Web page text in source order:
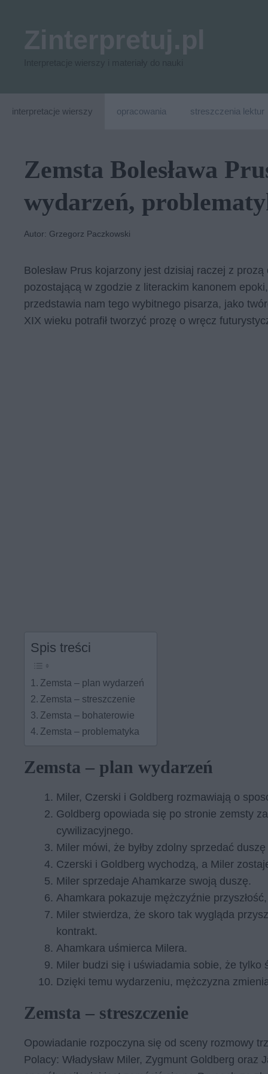
interpretacje wierszy opracowania streszczenia lektur
Zemsta Bolesława
wydarzeń,
Autor: Grzegorz Paczkowski
Bolesław Prus kojarzony jest dzisiaj raczej z
pozostającą w zgodzie z literackim kanonem
przedstawia nam tego wybitnego pisarza, jako
XIX wieku potrafił tworzyć prozę o wręcz
Spis treści
Zemsta – plan wydarzeń
Zemsta – streszczenie
Zemsta – bohaterowie
Zemsta – problematyka
Zemsta – plan wydarzeń
Miler, Czerski i Goldberg rozmawiają o
Goldberg opowiada się po stronie zemsty
cywilizacyjnego.
Miler mówi, że byłby zdolny sprzedać
Czerski i Goldberg wychodzą, a Miler
Miler sprzedaje Ahamkarze swoją duszę.
Ahamkara pokazuje mężczyźnie
Miler stwierdza, że skoro tak wygląda
kontrakt.
Ahamkara uśmierca Milera.
Miler budzi się i uświadamia sobie, że tylko
Dzięki temu wydarzeniu, mężczyzna
Zemsta – streszczenie
Opowiadanie rozpoczyna się od sceny rozmowy
Polacy: Władysław Miler, Zygmunt Goldberg